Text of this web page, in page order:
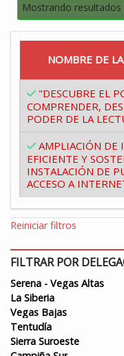
Mostrando resultados
NOMBRE DE
"DESCUBRE EL
COMPRENDER,
PODER DE LA
AMPLIACIÓN DE
EFICIENTE Y
INSTALACIÓN DE
ACCESO A
Reiniciar filtros
FILTRAR POR